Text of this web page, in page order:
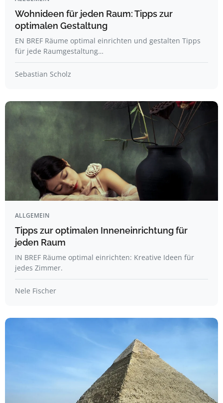
Wohnideen für jeden Raum: Tipps zur
optimalen Gestaltung
EN BREF Räume optimal einrichten und gestalten Tipps
für jede Raumgestaltung…
Sebastian Scholz
ALLGEMEIN
Tipps zur optimalen Inneneinrichtung für
jeden Raum
IN BREF Räume optimal einrichten: Kreative Ideen für
jedes Zimmer.
Nele Fischer